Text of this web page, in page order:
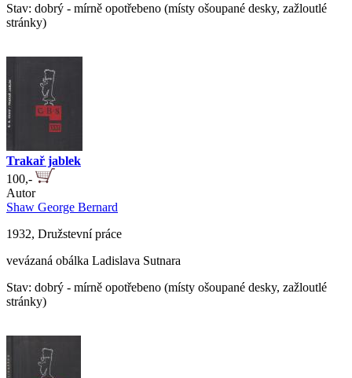
Stav: dobrý - mírně opotřebeno (místy ošoupané desky, zažloutlé
stránky)
Trakař jablek
100,-
Autor
Shaw George Bernard
1932, Družstevní práce
vevázaná obálka Ladislava Sutnara
Stav: dobrý - mírně opotřebeno (místy ošoupané desky, zažloutlé
stránky)